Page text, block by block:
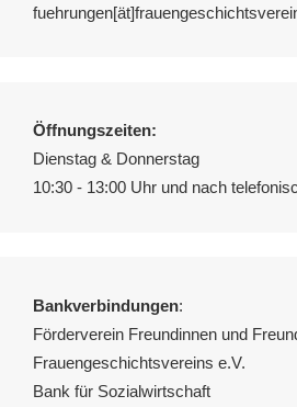
Öffnungszeiten:
Dienstag & Donnerstag
10:30 - 13:00 Uhr und nach
Bankverbindungen:
Förderverein Freundinnen und
Frauengeschichtsvereins e.V.
Bank für Sozialwirtschaft